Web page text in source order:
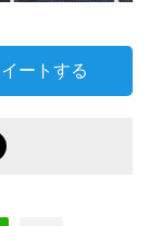
ートする